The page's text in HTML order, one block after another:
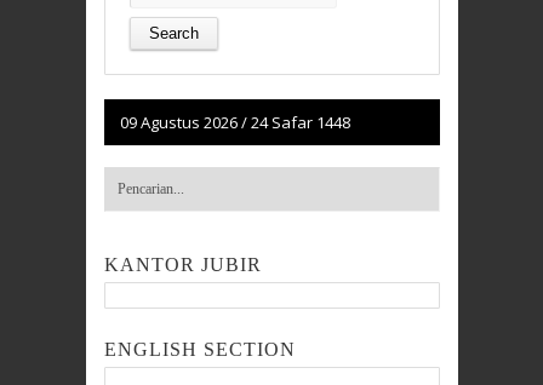
for:
09 Agustus 2026/24 Safar 1448
KANTOR JUBIR
ENGLISH SECTION